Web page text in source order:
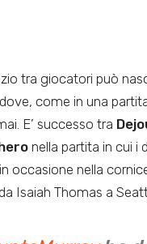
tra giocatori può
come in una
E’ successo tra
nella partita in cui i
occasione nella
Isaiah Thomas a